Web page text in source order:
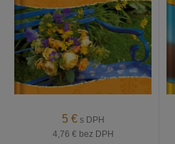
5 € s DPH
4,76 € bez DPH